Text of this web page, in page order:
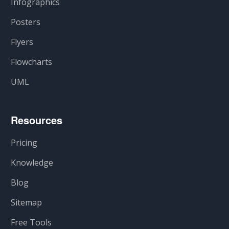
Posters
Flyers
Flowcharts
UML
Resources
Pricing
Knowledge
Blog
Sitemap
Free Tools